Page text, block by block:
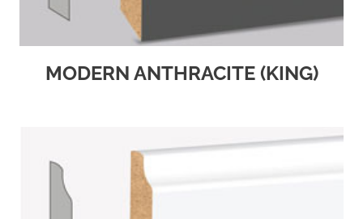
MODERN ANTHRACITE (KING)